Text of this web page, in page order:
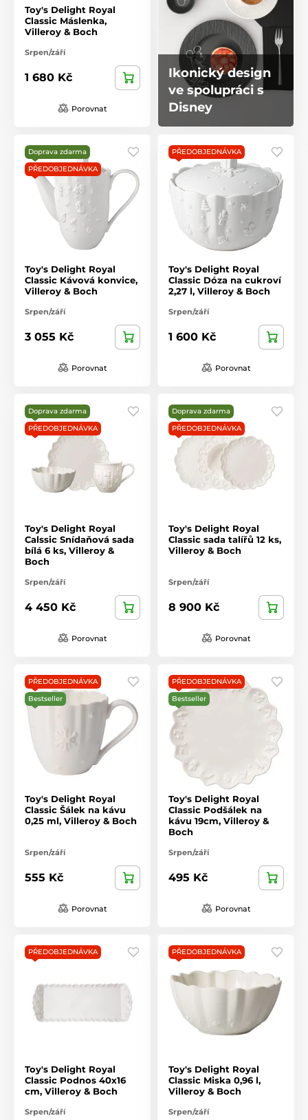
Toy's Delight Royal
Classic Máslenka,
Villeroy & Boch
Srpen/září
1 680 Kč
Porovnat
Ikonický design
ve spolupráci s
Disney
Doprava zdarma
PŘEDOBJEDNÁVKA
Toy's Delight Royal
Classic Kávová konvice,
Villeroy & Boch
Srpen/září
3 055 Kč
Porovnat
PŘEDOBJEDNÁVKA
Toy's Delight Royal
Classic Dóza na cukroví
2,27 l, Villeroy & Boch
Srpen/září
1 600 Kč
Porovnat
Doprava zdarma
PŘEDOBJEDNÁVKA
Toy's Delight Royal
Calssic Snídaňová sada
bílá 6 ks, Villeroy &
Boch
Srpen/září
4 450 Kč
Porovnat
Doprava zdarma
PŘEDOBJEDNÁVKA
Toy's Delight Royal
Classic sada talířů 12 ks,
Villeroy & Boch
Srpen/září
8 900 Kč
Porovnat
PŘEDOBJEDNÁVKA
Bestseller
Toy's Delight Royal
Classic Šálek na kávu
0,25 ml, Villeroy & Boch
Srpen/září
555 Kč
Porovnat
PŘEDOBJEDNÁVKA
Bestseller
Toy's Delight Royal
Classic Podšálek na
kávu 19cm, Villeroy &
Boch
Srpen/září
495 Kč
Porovnat
PŘEDOBJEDNÁVKA
Toy's Delight Royal
Classic Podnos 40x16
cm, Villeroy & Boch
Srpen/září
PŘEDOBJEDNÁVKA
Toy's Delight Royal
Classic Miska 0,96 l,
Villeroy & Boch
Srpen/září